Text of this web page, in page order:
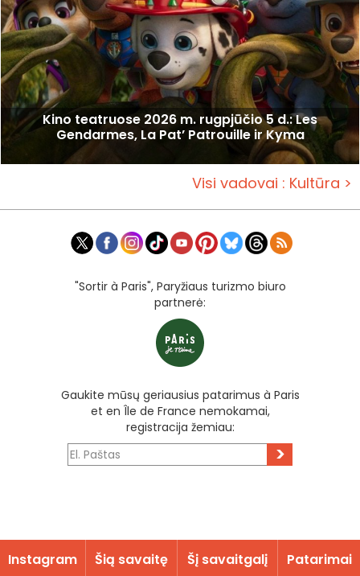
Kino teatruose 2026 m. rugpjūčio 5 d.: Les
Gendarmes, La Pat’ Patrouille ir Kyma
Visi vadovai : Kultūra >
"Sortir à Paris", Paryžiaus turizmo biuro
partnerė:
Gaukite mūsų geriausius patarimus à Paris
et en Île de France nemokamai,
registracija žemiau:
>
Instagram Šią savaitę Šį savaitgalį Patarimai